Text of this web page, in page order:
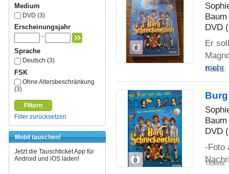
Medium
DVD (3)
Erscheinungsjahr
-
Sprache
Deutsch (3)
FSK
Ohne Altersbeschränkung
(3)
Filtern
Filter zurücksetzen
Mobil tauschen!
Jetzt die Tauschticket App für
Android und iOS laden!
Baum
DVD
Er
mehr
Tickets:
Baum
DVD
-Foto
Tickets: